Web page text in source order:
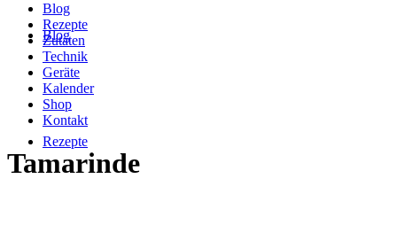
Blog
Rezepte
Blog
Rezepte
Zutaten
Technik
Geräte
Kalender
Shop
Kontakt
Tamarinde